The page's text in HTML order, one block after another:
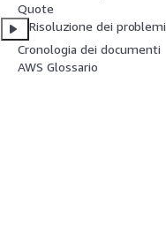
Quote
Risoluzione dei problemi
Cronologia dei documenti
AWS Glossario